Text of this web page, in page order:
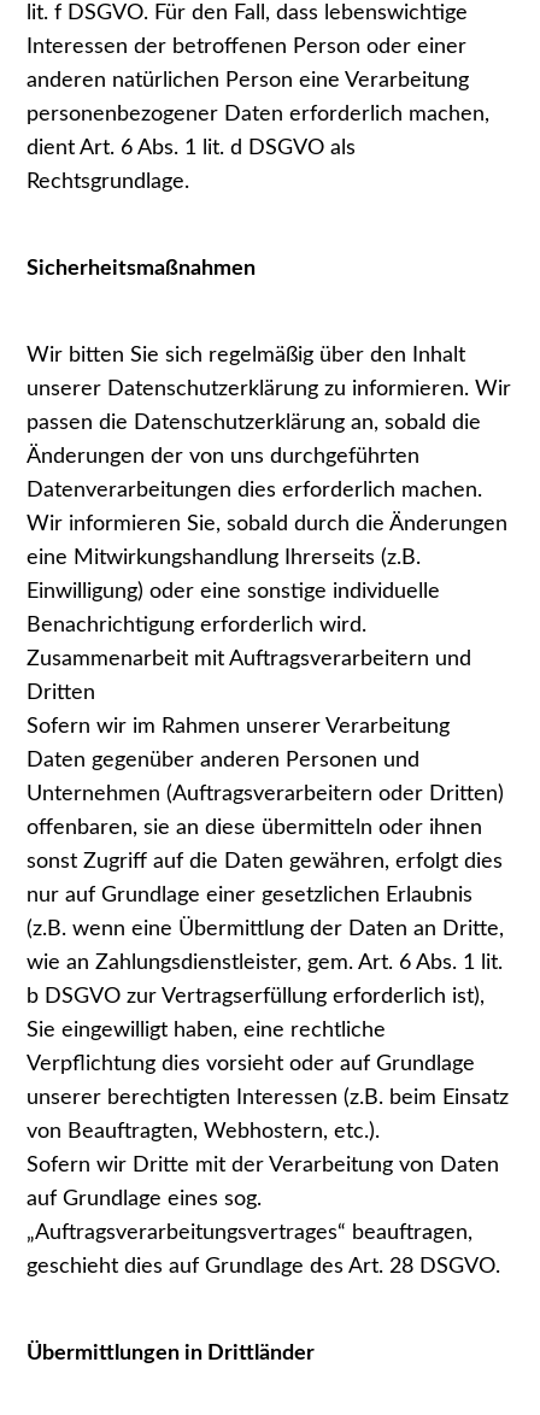
lit. f DSGVO. Für den Fall, dass lebenswichtige
Interessen der betroffenen Person oder einer
anderen natürlichen Person eine Verarbeitung
personenbezogener Daten erforderlich machen,
dient Art. 6 Abs. 1 lit. d DSGVO als
Rechtsgrundlage.
Sicherheitsmaßnahmen
Wir bitten Sie sich regelmäßig über den Inhalt
unserer Datenschutzerklärung zu informieren. Wir
passen die Datenschutzerklärung an, sobald die
Änderungen der von uns durchgeführten
Datenverarbeitungen dies erforderlich machen.
Wir informieren Sie, sobald durch die Änderungen
eine Mitwirkungshandlung Ihrerseits (z.B.
Einwilligung) oder eine sonstige individuelle
Benachrichtigung erforderlich wird.
Zusammenarbeit mit Auftragsverarbeitern und
Dritten
Sofern wir im Rahmen unserer Verarbeitung
Daten gegenüber anderen Personen und
Unternehmen (Auftragsverarbeitern oder Dritten)
offenbaren, sie an diese übermitteln oder ihnen
sonst Zugriff auf die Daten gewähren, erfolgt dies
nur auf Grundlage einer gesetzlichen Erlaubnis
(z.B. wenn eine Übermittlung der Daten an Dritte,
wie an Zahlungsdienstleister, gem. Art. 6 Abs. 1 lit.
b DSGVO zur Vertragserfüllung erforderlich ist),
Sie eingewilligt haben, eine rechtliche
Verpflichtung dies vorsieht oder auf Grundlage
unserer berechtigten Interessen (z.B. beim Einsatz
von Beauftragten, Webhostern, etc.).
Sofern wir Dritte mit der Verarbeitung von Daten
auf Grundlage eines sog.
„Auftragsverarbeitungsvertrages“ beauftragen,
geschieht dies auf Grundlage des Art. 28 DSGVO.
Übermittlungen in Drittländer